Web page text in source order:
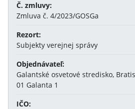
Č. zmluvy:
Zmluva č. 4/2023/GOSGa
Rezort:
Subjekty verejnej správy
Objednávateľ:
Galantské osvetové stredisko,
01 Galanta 1
IČO: